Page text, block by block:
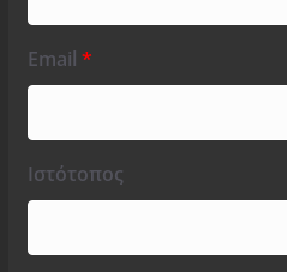
Email *
Ιστότοπος